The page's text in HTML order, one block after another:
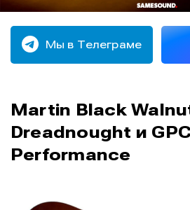
Мы в Телеграме
Martin Black
Dreadnought и
Performance